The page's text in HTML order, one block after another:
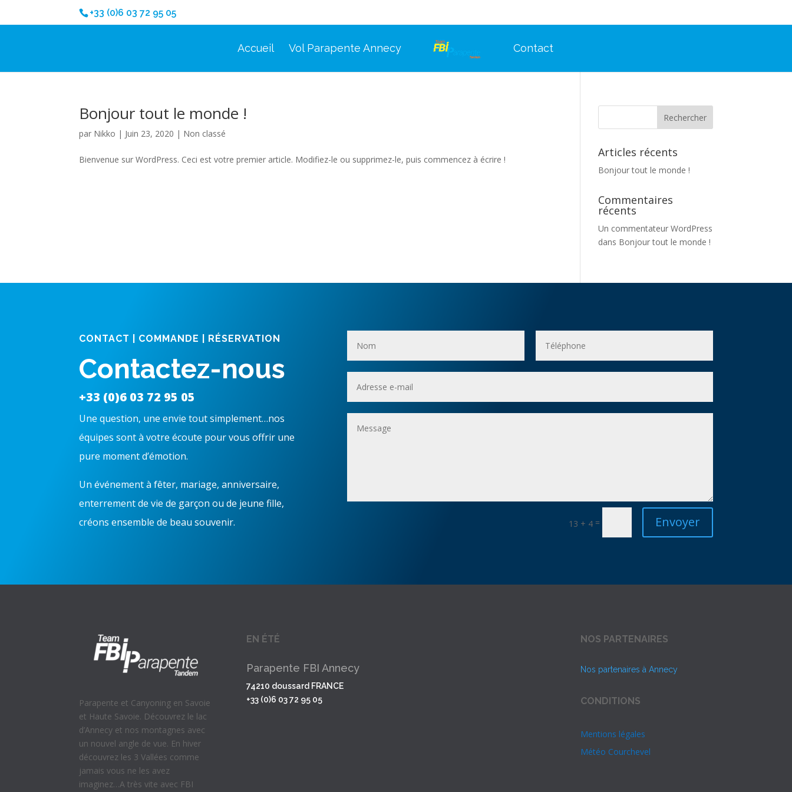
+33 (0)6 03 72 95 05
Accueil Vol Parapente Annecy Contact
Bonjour tout le monde !
par Nikko | Juin 23, 2020 | Non classé
Bienvenue sur WordPress. Ceci est votre premier article. Modifiez-le ou supprimez-le, puis commencez à écrire !
Articles récents
Bonjour tout le monde !
Commentaires
récents
Un commentateur WordPress
dans Bonjour tout le monde !
CONTACT | COMMANDE | RÉSERVATION
Contactez-nous
+33 (0)6 03 72 95 05
Une question, une envie tout simplement…nos
équipes sont à votre écoute pour vous offrir une
pure moment d’émotion.
Un événement à fêter, mariage, anniversaire,
enterrement de vie de garçon ou de jeune fille,
créons ensemble de beau souvenir.
13 + 4= Envoyer
Parapente et Canyoning en Savoie
et Haute Savoie. Découvrez le lac
d’Annecy et nos montagnes avec
un nouvel angle de vue. En hiver
découvrez les 3 Vallées comme
jamais vous ne les avez
imaginez…A très vite avec FBI
EN ÉTÉ
Parapente FBI Annecy
74210 doussard FRANCE
+33 (0)6 03 72 95 05
NOS PARTENAIRES
Nos partenaires à Annecy
CONDITIONS
Mentions légales
Météo Courchevel